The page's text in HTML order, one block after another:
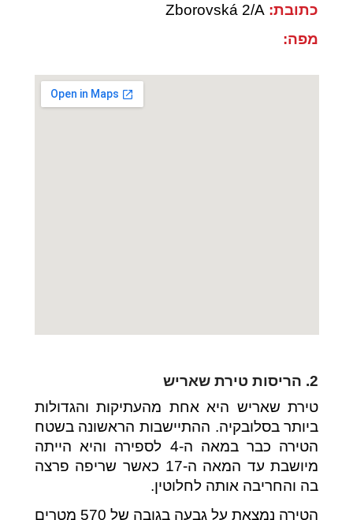
כתובת:
מפה:
2. הריסות טירת שאריש
טירת שאריש היא אחת מהעתיקות והגדולות
ביותר בסלובקיה. ההתיישבות הראשונה בשטח
הטירה כבר במאה ה-4 לספירה והיא הייתה
מיושבת עד המאה ה-17 כאשר שריפה פרצה
בה והחריבה אותה לחלוטין.
הטירה נמצאת על גבעה בגובה של 570 מטרים